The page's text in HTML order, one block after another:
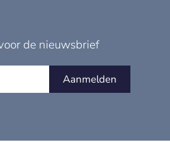
de nieuwsbrief
Aanmelden